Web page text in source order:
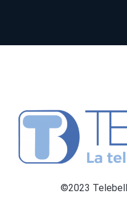
©2023